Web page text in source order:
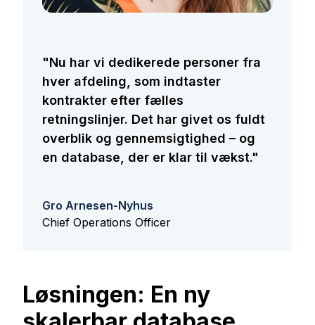
"Nu har vi dedikerede personer fra
hver afdeling, som indtaster
kontrakter efter fælles
retningslinjer. Det har givet os fuldt
overblik og gennemsigtighed – og
en database, der er klar til vækst."
Gro Arnesen-Nyhus
Chief Operations Officer
Løsningen: En ny